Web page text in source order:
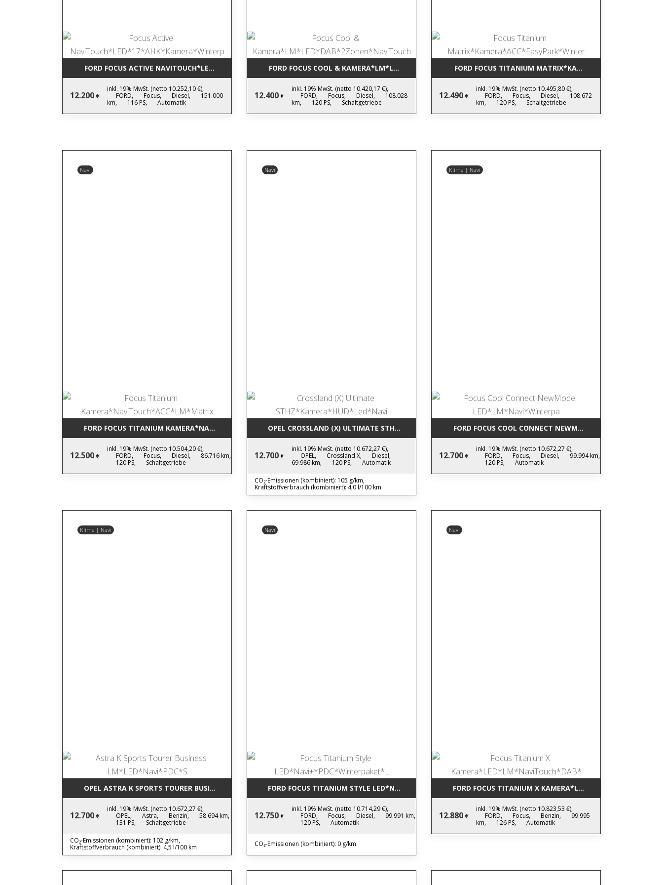
FORD FOCUS ACTIVE NAVITOUCH*LED*17*AHK*KAMERA*WINTERP
12.200 €
inkl. 19% MwSt. (netto 10.252,10 €),
FORD,
Focus, Diesel,
151.000
km,
116 PS, Automatik
FORD FOCUS COOL & KAMERA*LM*LED*DAB*2ZONEN*NAVITOUCH
12.400 €
inkl. 19% MwSt. (netto 10.420,17 €),
FORD,
Focus, Diesel,
108.028
km,
120 PS, Schaltgetriebe
FORD FOCUS TITANIUM
12.490 €
inkl. 19% MwSt. (netto 10.495,80 €),
FORD,
Focus, Diesel,
108.672
km,
120 PS, Schaltgetriebe
Navi
FORD FOCUS TITANIUM KAMERA*NAVITOUCH*ACC*LM*MATRIX
12.500 €
inkl. 19% MwSt. (netto 10.504,20 €),
FORD,
Focus, Diesel,
86.716 km,
120 PS,
Schaltgetriebe
Navi
OPEL CROSSLAND (X) ULTIMATE STHZ*KAMERA*HUD*LED*NAVI
12.700 €
inkl. 19% MwSt. (netto 10.672,27 €),
OPEL,
Crossland X,
Diesel,
69.986 km,
120 PS, Automatik
CO₂-Emissionen (kombiniert): 105 g/km,
Kraftstoffverbrauch (kombiniert): 4,0 l/100 km
Klima | Navi
FORD FOCUS COOL CONNECT NEWMODEL
12.700 €
inkl. 19% MwSt. (netto 10.672,27 €),
FORD,
Focus, Diesel,
99.994 km,
120 PS,
Automatik
Klima | Navi
OPEL ASTRA K SPORTS TOURER BUSINESS LM*LED*NAVI*PDC*S
12.700 €
inkl. 19% MwSt. (netto 10.672,27 €),
OPEL,
Astra, Benzin,
58.694 km,
131 PS,
Schaltgetriebe
CO₂-Emissionen (kombiniert): 102 g/km,
Kraftstoffverbrauch (kombiniert): 4,5 l/100 km
Navi
FORD FOCUS TITANIUM STYLE LED*NAVI+*PDC*WINTERPAKET*L
12.750 €
inkl. 19% MwSt. (netto 10.714,29 €),
FORD,
Focus, Diesel,
99.991 km,
120 PS,
Automatik
CO₂-Emissionen (kombiniert): 0 g/km
Navi
FORD FOCUS TITANIUM X
12.880 €
inkl. 19% MwSt. (netto 10.823,53 €),
FORD,
Focus, Benzin,
99.995
km,
126 PS, Automatik